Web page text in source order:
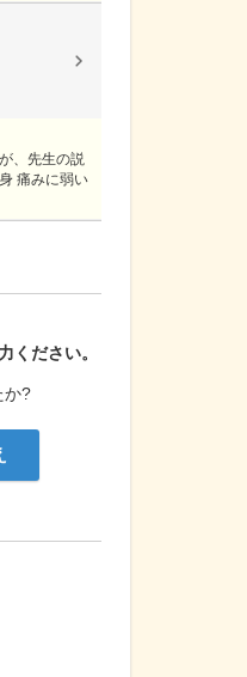
ください。
か?
、先生の説
痛みに弱い